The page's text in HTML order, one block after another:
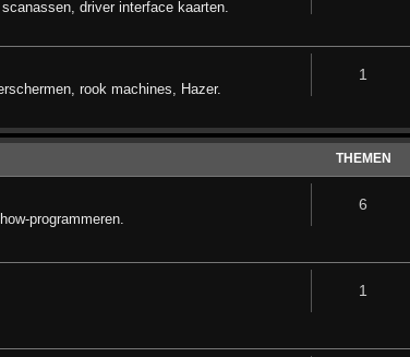
driver interface kaarten.
rook machines, Hazer.
1
THEMEN
programmeren.
6
1